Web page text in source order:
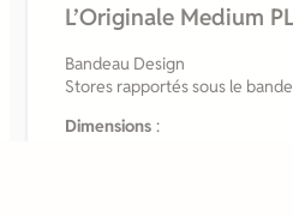
L’Originale Medium
Bandeau Design
Stores rapportés sous le
Dimensions :